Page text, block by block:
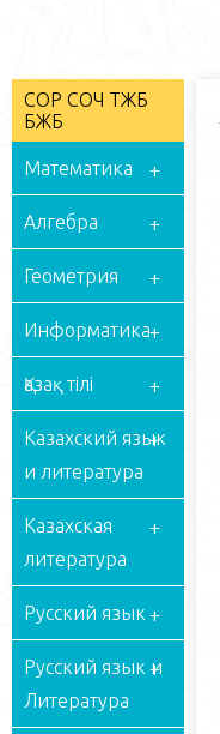
СОР СОЧ ТЖБ
БЖБ
Математика
Алгебра
Геометрия
Информатика
Қазақ тілі
Казахский язык
и литература
Казахская
литература
Русский язык
Русский язык и
Литература